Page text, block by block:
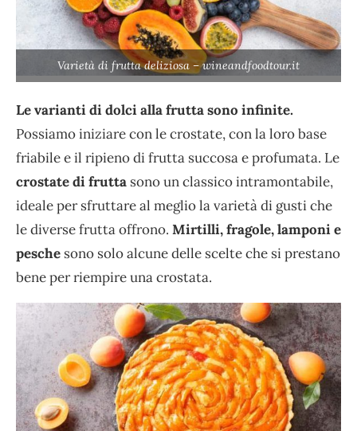
Varietà di frutta deliziosa – wineandfoodtour.it
Le varianti di dolci alla frutta sono infinite.
Possiamo iniziare con le crostate, con la loro base
friabile e il ripieno di frutta succosa e profumata. Le
crostate di frutta sono un classico intramontabile,
ideale per sfruttare al meglio la varietà di gusti che
le diverse frutta offrono. Mirtilli, fragole, lamponi e
pesche sono solo alcune delle scelte che si prestano
bene per riempire una crostata.